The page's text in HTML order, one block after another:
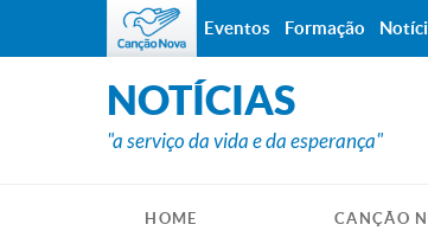
NOTÍCIAS
"a serviço da vida e da esperança"
HOME CANÇÃO
Eventos Formação